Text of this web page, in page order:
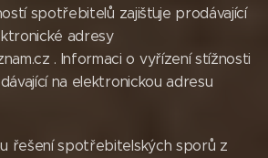
spotřebitelů zajišťuje prodávající
adresy
. Informaci o vyřízení stížnosti
na elektronickou adresu
řešení spotřebitelských sporů z